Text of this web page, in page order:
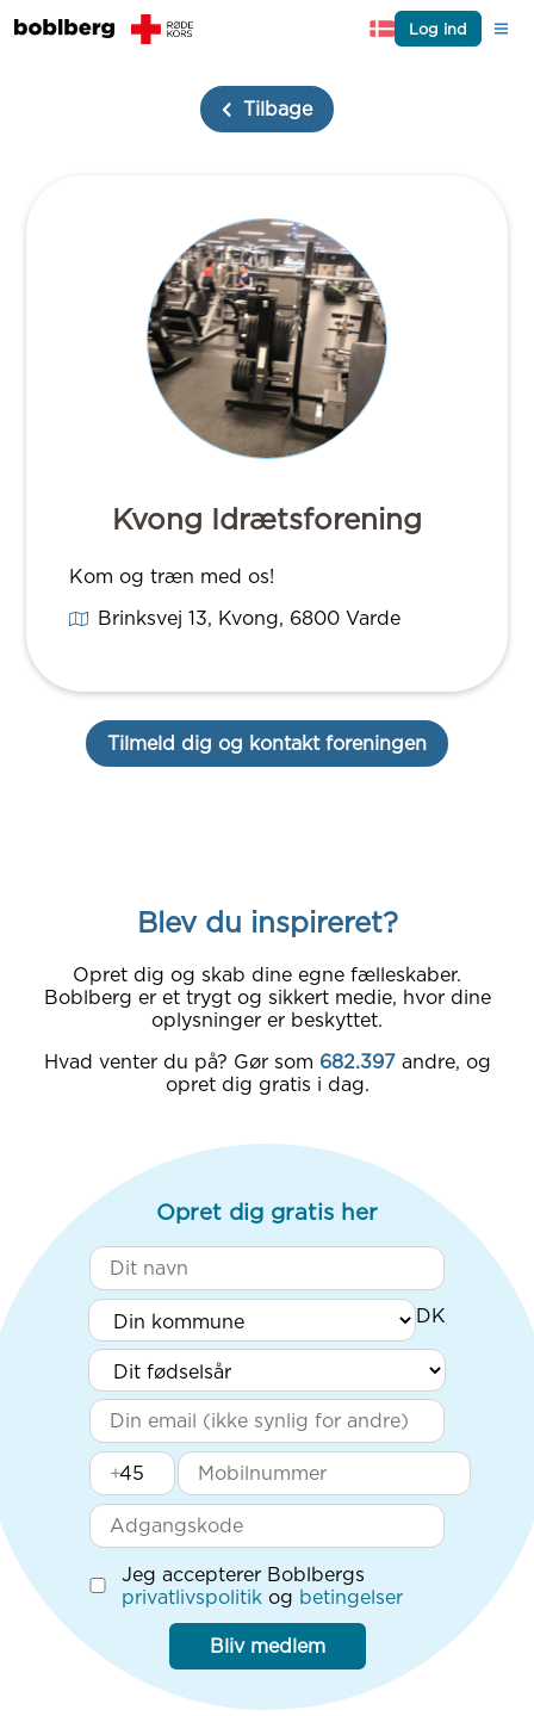
Log ind
Tilbage
Kvong Idrætsforening
Kom og træn med os!
Brinksvej 13, Kvong, 6800Varde
Tilmeld dig og kontakt foreningen
Blev du inspireret?
Opret dig og skab dine egne fælleskaber.
Boblberg er et trygt og sikkert medie, hvor dine
oplysninger er beskyttet.
Hvad venter du på? Gør som 682.397 andre, og
opret dig gratis i dag.
Opret dig gratis her
+
Jeg accepterer Boblbergs
privatlivspolitik og betingelser
Bliv medlem